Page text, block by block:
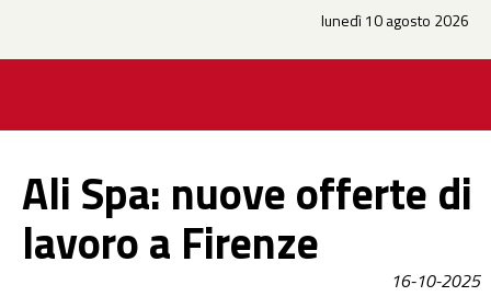
lunedì 10 agosto 2026
Ali Spa: nuove offerte di
lavoro a Firenze
16-10-2025